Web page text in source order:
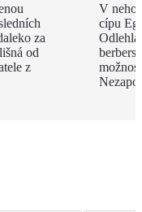
za
od
z
V
cípu
Odlehlá